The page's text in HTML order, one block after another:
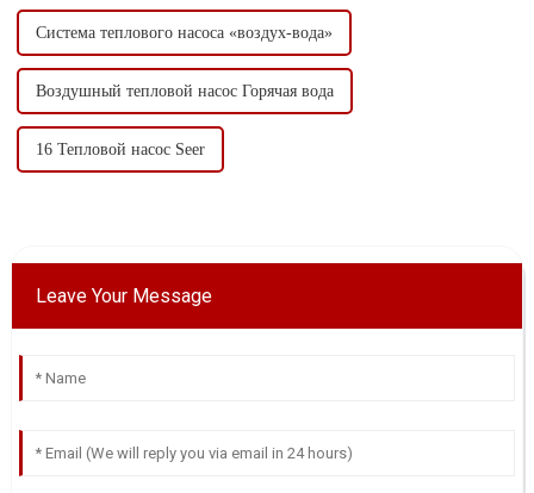
Система теплового насоса «воздух-вода»
Воздушный тепловой насос Горячая вода
16 Тепловой насос Seer
Leave Your Message